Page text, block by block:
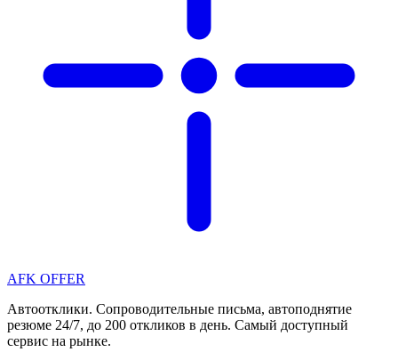
AFK OFFER
Автоотклики. Сопроводительные письма, автоподнятие
резюме 24/7, до 200 откликов в день. Самый доступный
сервис на рынке.